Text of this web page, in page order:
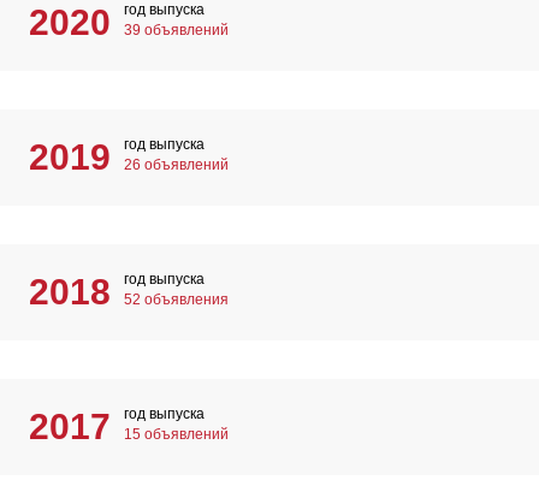
2020
год выпуска
39 объявлений
2019
год выпуска
26 объявлений
2018
год выпуска
52 объявления
2017
год выпуска
15 объявлений